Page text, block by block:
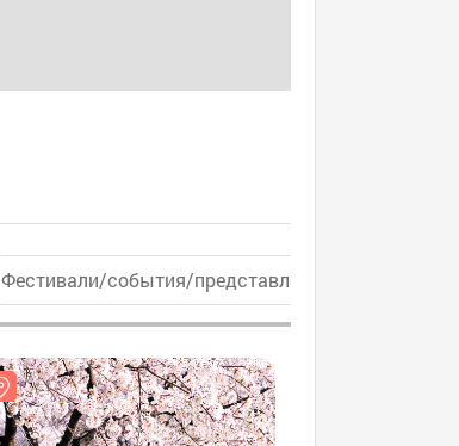
Фестивали/события/представления